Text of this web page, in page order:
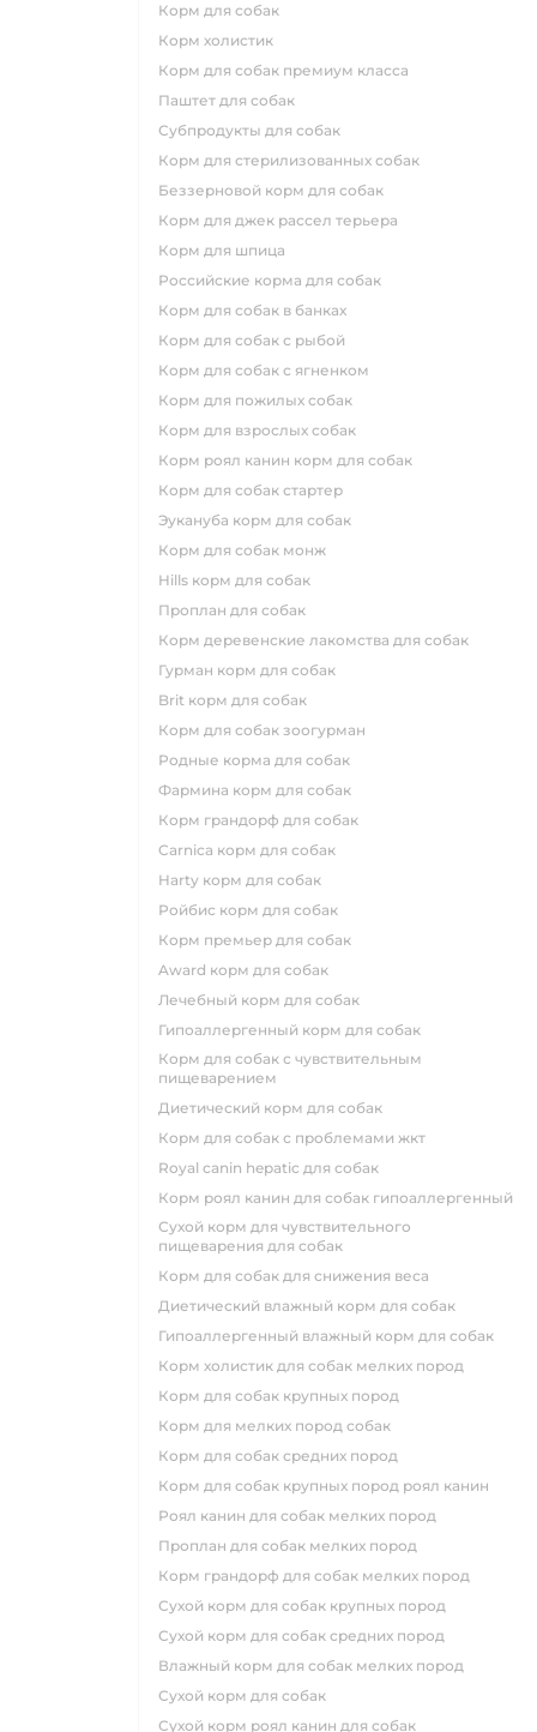
корм для собак
корм холистик
корм для собак премиум класса
паштет для собак
субпродукты для собак
корм для стерилизованных собак
беззерновой корм для собак
корм для джек рассел терьера
корм для шпица
российские корма для собак
корм для собак в банках
корм для собак с рыбой
корм для собак с ягненком
корм для пожилых собак
корм для взрослых собак
корм роял канин корм для собак
корм для собак стартер
эукануба корм для собак
корм для собак монж
hills корм для собак
проплан для собак
корм деревенские лакомства для собак
гурман корм для собак
brit корм для собак
корм для собак зоогурман
родные корма для собак
фармина корм для собак
корм грандорф для собак
carnica корм для собак
harty корм для собак
ройбис корм для собак
корм премьер для собак
award корм для собак
лечебный корм для собак
гипоаллергенный корм для собак
корм для собак с чувствительным
пищеварением
диетический корм для собак
корм для собак с проблемами жкт
royal canin hepatic для собак
корм роял канин для собак гипоаллергенный
сухой корм для чувствительного
пищеварения для собак
корм для собак для снижения веса
диетический влажный корм для собак
гипоаллергенный влажный корм для собак
корм холистик для собак мелких пород
корм для собак крупных пород
корм для мелких пород собак
корм для собак средних пород
корм для собак крупных пород роял канин
роял канин для собак мелких пород
проплан для собак мелких пород
корм грандорф для собак мелких пород
сухой корм для собак крупных пород
сухой корм для собак средних пород
влажный корм для собак мелких пород
сухой корм для собак
сухой корм роял канин для собак